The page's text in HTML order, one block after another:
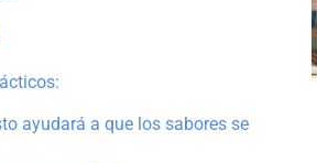
ayudará a que los sabores se